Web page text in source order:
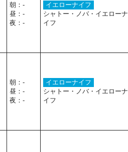
朝：-
昼：-
夜：-
イエローナイフ
シャトー・ノバ・イエローナ
イフ
朝：-
昼：-
夜：-
イエローナイフ
シャトー・ノバ・イエローナ
イフ